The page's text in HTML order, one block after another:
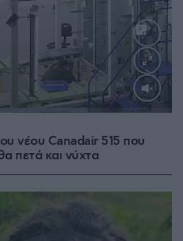
νέου Canadair 515 που
πετά και νύχτα